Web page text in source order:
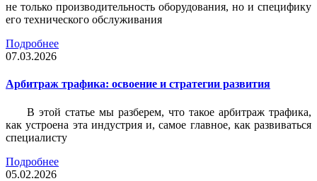
не только производительность оборудования, но и специфику
его технического обслуживания
Подробнее
07.03.2026
Арбитраж трафика: освоение и стратегии развития
В этой статье мы разберем, что такое арбитраж трафика,
как устроена эта индустрия и, самое главное, как развиваться
специалисту
Подробнее
05.02.2026